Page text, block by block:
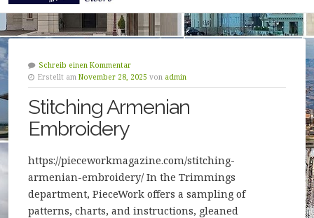
Schreib einen Kommentar
Erstellt am November 28, 2025 von admin
Stitching Armenian
Embroidery
https://pieceworkmagazine.com/stitching-
armenian-embroidery/ In the Trimmings
department, PieceWork offers a sampling of
patterns, charts, and instructions, gleaned